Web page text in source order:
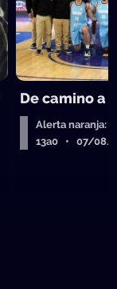
De camino a
Alerta naranja:
13a0 • 07/08/